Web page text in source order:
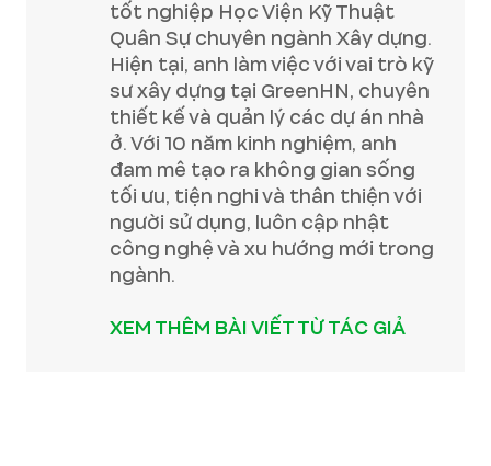
tốt nghiệp Học Viện Kỹ Thuật
Quân Sự chuyên ngành Xây dựng.
Hiện tại, anh làm việc với vai trò kỹ
sư xây dựng tại GreenHN, chuyên
thiết kế và quản lý các dự án nhà
ở. Với 10 năm kinh nghiệm, anh
đam mê tạo ra không gian sống
tối ưu, tiện nghi và thân thiện với
người sử dụng, luôn cập nhật
công nghệ và xu hướng mới trong
ngành.
XEM THÊM BÀI VIẾT TỪ TÁC GIẢ